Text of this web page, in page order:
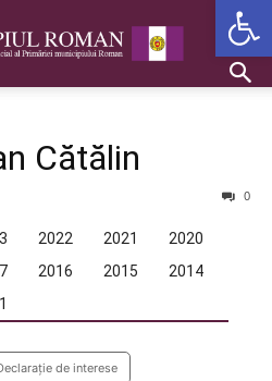
Cătălin
0
2022 2021
2020
2016 2015
2014
de interese